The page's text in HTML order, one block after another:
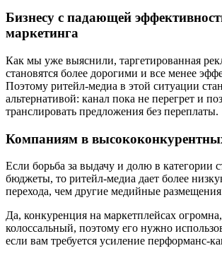
Бизнесу с падающей
маркетинга
Как мы уже выяснили, таргетированная
становятся более дорогими и все менее
Поэтому ритейл-медиа в этой ситуации
альтернативой: канал пока не перегрет и
транслировать предложения без переплаты.
Компаниям в
Если борьба за выдачу и долю в категории
бюджеты, то ритейл-медиа дает более
перехода, чем другие медийные
Да, конкуренция на маркетплейсах
колоссальный, поэтому его нужно
если вам требуется усиление перформанс-